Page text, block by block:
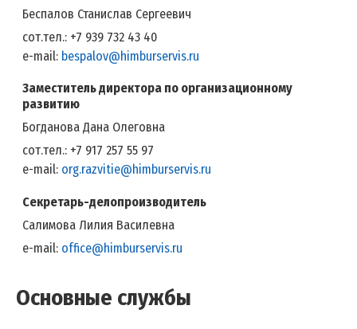
Беспалов Станислав Сергеевич
сот.тел.: +7 939 732 43 40
e-mail: bespalov@himburservis.ru
Заместитель директора по организационному
развитию
Богданова Дана Олеговна
сот.тел.: +7 917 257 55 97
e-mail: org.razvitie@himburservis.ru
Секретарь-делопроизводитель
Салимова Лилия Василевна
e-mail: office@himburservis.ru
Основные службы